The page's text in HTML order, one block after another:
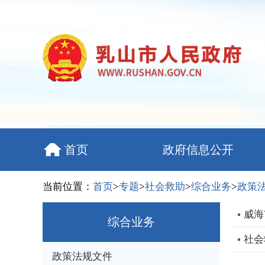
首页 政府信息公开
当前位置： 首页>专题>社会救助>综合业务>政策
综合业务
政策法规文件
威
社